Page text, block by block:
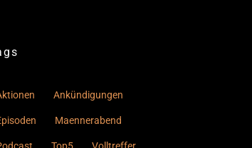
Ankündigungen
Maennerabend